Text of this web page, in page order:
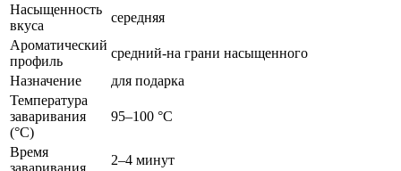
Насыщенность
вкуса
середняя
Ароматический
профиль
средний-на грани насыщенного
Назначение
для подарка
Температура
заваривания
(°C)
95–100 °C
Время
заваривания
2–4 минут